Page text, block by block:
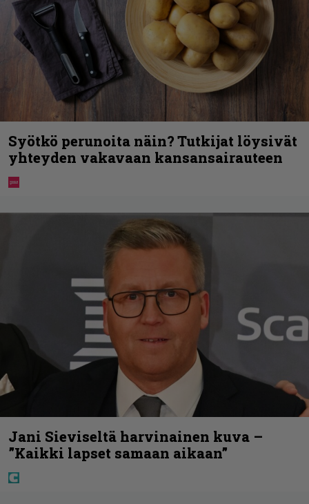
Syötkö perunoita näin? Tutkijat löysivät
yhteyden vakavaan kansansairauteen
Jani Sieviseltä harvinainen kuva –
”Kaikki lapset samaan aikaan”